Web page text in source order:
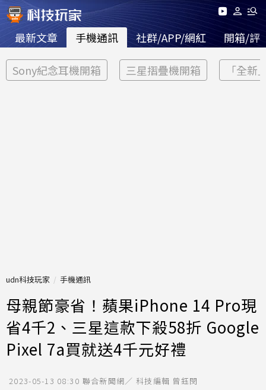
最新文章 手機通訊 社群/APP/網紅 開箱/評
Sony紀念耳機開箱 三星摺疊機開箱 「全新
udn科技玩家 手機通訊
母親節豪省！蘋果iPhone 14 Pro現
省4千2、三星這款下殺58折 Google
Pixel 7a買就送4千元好禮
2023-05-13 08:30 聯合新聞網／ 科技編輯 曾鈺閔